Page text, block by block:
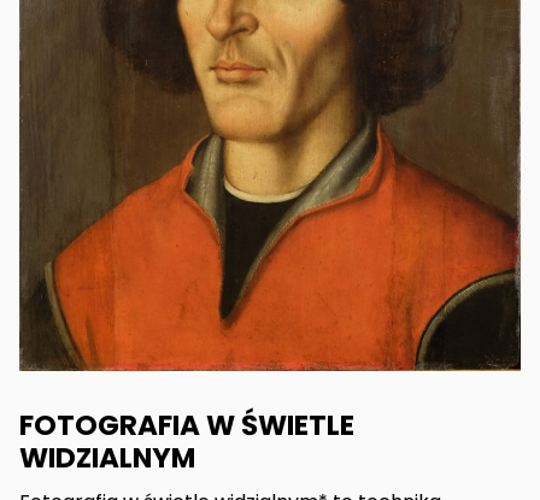
FOTOGRAFIA W ŚWIETLE
WIDZIALNYM